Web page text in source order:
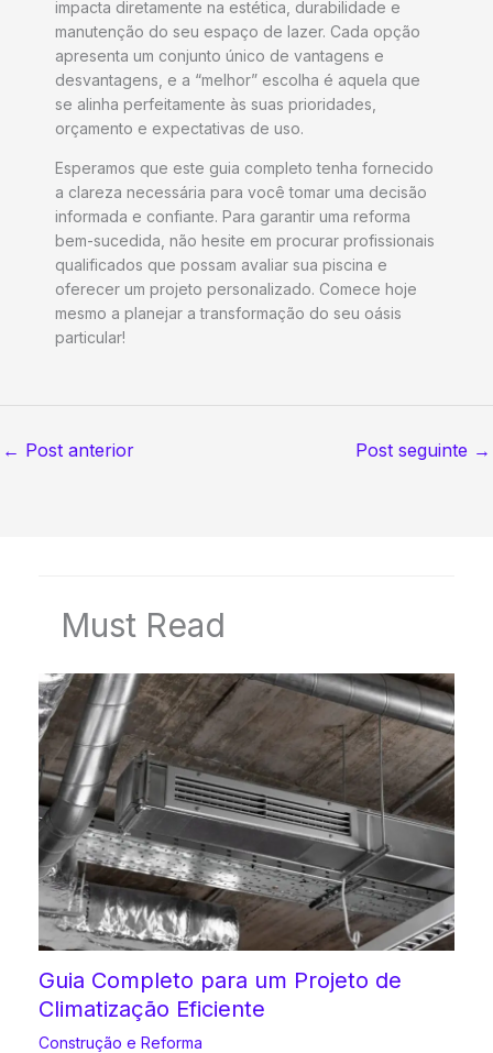
impacta diretamente na estética, durabilidade e
manutenção do seu espaço de lazer. Cada opção
apresenta um conjunto único de vantagens e
desvantagens, e a “melhor” escolha é aquela que
se alinha perfeitamente às suas prioridades,
orçamento e expectativas de uso.
Esperamos que este guia completo tenha fornecido
a clareza necessária para você tomar uma decisão
informada e confiante. Para garantir uma reforma
bem-sucedida, não hesite em procurar profissionais
qualificados que possam avaliar sua piscina e
oferecer um projeto personalizado. Comece hoje
mesmo a planejar a transformação do seu oásis
particular!
← Post anterior Post seguinte →
Must Read
Guia Completo para um Projeto de
Climatização Eficiente
Construção e Reforma